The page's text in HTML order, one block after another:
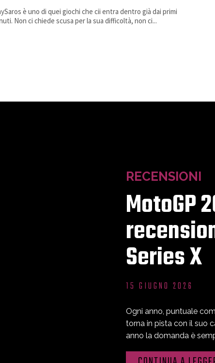
è uno di quei giochi che cii entra dentro già dai primi
Non ci chiede scusa per la sua difficoltà, non ci...
RECENSIONI
MotoGP
Series X
15 GIUGNO 2026
Ogni anno, puntuale
torna in pista con il suo
anno la domanda è